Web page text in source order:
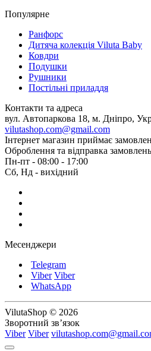
Популярне
Ранфорс
Дитяча колекція Viluta Baby
Ковдри
Подушки
Рушники
Постільні приладдя
Контакти та адреса
вул. Автопаркова 18, м. Дніпро,
vilutashop.com@gmail.com
Інтернет магазин приймає
Оброблення та відправка
Пн-пт - 08:00 - 17:00
Сб, Нд - вихідний
Месенджери
Telegram
Viber Viber
WhatsApp
VilutaShop © 2026
Зворотний зв’язок
Viber Viber